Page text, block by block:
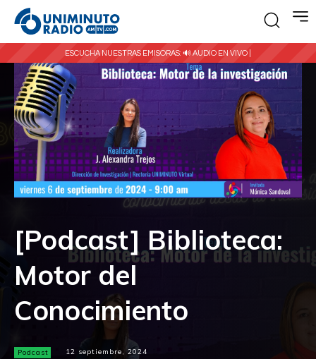
ESCUCHA NUESTRAS EMISORAS: 🔊 AUDIO EN VIVO |
[Podcast] Biblioteca:
Motor del
Conocimiento
Podcast 12 septiembre, 2024